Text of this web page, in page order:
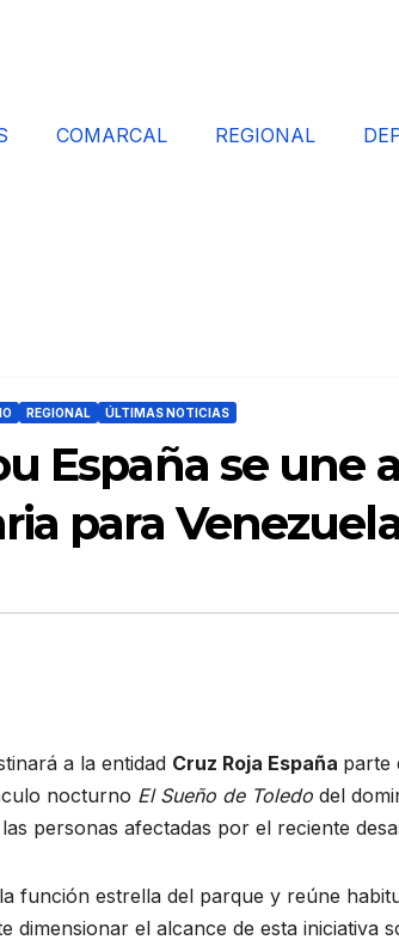
COMARCAL REGIONAL
REGIONAL ÚLTIMAS NOTICIAS
España se une
para
a la entidad Cruz Roja España parte
nocturno El Sueño de Toledo del
personas afectadas por el reciente
función estrella del parque y reúne
dimensionar el alcance de esta iniciativa